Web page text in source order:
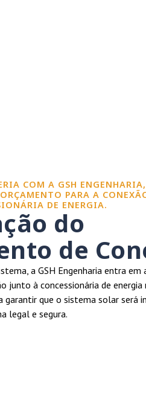
COM A GSH
PARA A
DE ENERGIA.
do
de
a GSH Engenharia entra
junto à concessionária de energia
garantir que o sistema solar será
legal e segura.